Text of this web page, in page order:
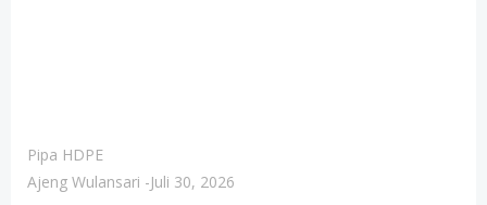
Pipa HDPE
Ajeng Wulansari -Juli 30, 2026